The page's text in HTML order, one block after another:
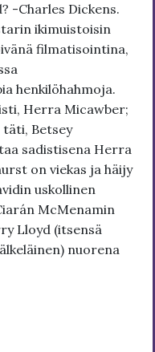
-Charles Dickens.
ikimuistoisin
filmatisointina,
henkilöhahmoja.
Herra Micawber;
täti, Betsey
sadistisena Herra
on viekas ja häijy
uskollinen
McMenamin
Lloyd (itsensä
nuorena